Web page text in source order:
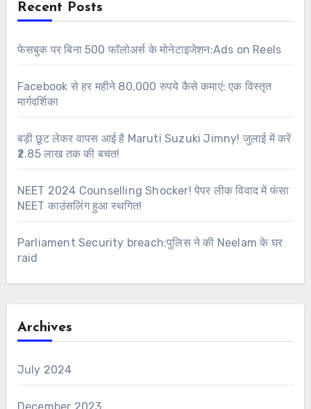
Recent Posts
फेसबुक पर बिना 500 फॉलोअर्स के मोनेटाइजेशन:Ads on Reels
Facebook से हर महीने 80,000 रुपये कैसे कमाएं: एक विस्तृत
मार्गदर्शिका
बड़ी छूट लेकर वापस आई है Maruti Suzuki Jimny! जुलाई में करें
₹2.85 लाख तक की बचत!
NEET 2024 Counselling Shocker! पेपर लीक विवाद में फंसा
NEET काउंसलिंग हुआ स्थगित!
Parliament Security breach:पुलिस ने की Neelam के घर
raid
Archives
July 2024